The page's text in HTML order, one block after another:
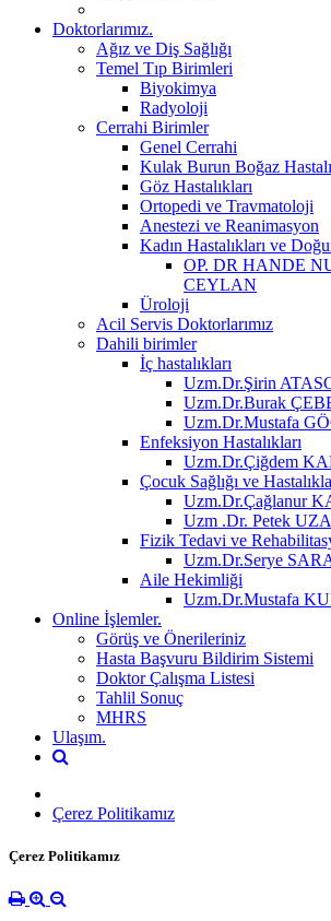
Doktorlarımız.
Ağız ve Diş Sağlığı
Temel Tıp Birimleri
Biyokimya
Radyoloji
Cerrahi Birimler
Genel Cerrahi
Kulak Burun Boğaz
Göz Hastalıkları
Ortopedi ve Travmatoloji
Anestezi ve Reanimasyon
Kadın Hastalıkları ve
OP. DR HANDE
CEYLAN
Üroloji
Acil Servis Doktorlarımız
Dahili birimler
İç hastalıkları
Uzm.Dr.Şirin
Uzm.Dr.Burak
Uzm.Dr.Mustafa
Enfeksiyon Hastalıkları
Uzm.Dr.Çiğdem
Çocuk Sağlığı ve
Uzm.Dr.Çağlanur
Uzm .Dr. Petek
Fizik Tedavi ve
Uzm.Dr.Serye
Aile Hekimliği
Uzm.Dr.Mustafa
Online İşlemler.
Görüş ve Önerileriniz
Hasta Başvuru Bildirim Sistemi
Doktor Çalışma Listesi
Tahlil Sonuç
MHRS
Ulaşım.
Çerez Politikamız
Çerez Politikamız